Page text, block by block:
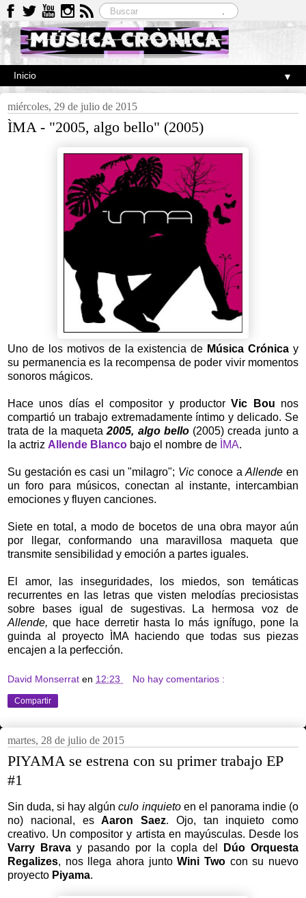
▼
miércoles, 29 de julio de 2015
ÌMA - "2005, algo bello" (2005)
Uno de los motivos de la existencia de Música Crónica y
su permanencia es la recompensa de poder vivir momentos
sonoros mágicos.
Hace unos días el compositor y productorVic Bou nos
compartió un trabajo extremadamente íntimo y delicado. Se
trata de la maqueta2005, algo bello(2005) creada junto a
la actriz Allende Blanco bajo el nombre de ÌMA.
Su gestación es casi un "milagro"; Vic conoce aAllende en
un foro para músicos, conectan al instante, intercambian
emociones y fluyen canciones.
Siete en total, a modo de bocetos de una obra mayor aún
por llegar, conformando una maravillosa maqueta que
transmite sensibilidad y emoción a partes iguales.
El amor, las inseguridades, los miedos, son temáticas
recurrentes en las letras que visten melodías preciosistas
sobre bases igual de sugestivas. La hermosa voz de
Allende, que hace derretir hasta lo más ignífugo, pone la
guinda al proyecto ÌMA haciendo que todas sus piezas
encajen a la perfección.
David Monserrat en 12:23 No hay comentarios :
Compartir
martes, 28 de julio de 2015
PIYAMA se estrena con su primer trabajo EP
#1
Sin duda, si hay algúnculo inquietoen el panorama indie (o
no) nacional, esAaron Saez. Ojo, tan inquieto como
creativo. Un compositor y artista en mayúsculas. Desde los
Varry Brava y pasando por la copla del
Dúo Orquesta
Regalizes, nos llega ahora juntoWini Two con su nuevo
proyecto Piyama.